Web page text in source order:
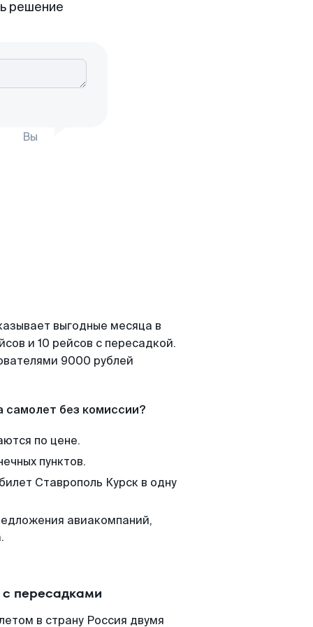
решение
Вы
выгодные месяца в
и 10 рейсов с пересадкой.
9000 рублей
самолет без комиссии?
по цене.
пунктов.
Ставрополь Курск в одну
авиакомпаний,
пересадками
в страну Россия двумя